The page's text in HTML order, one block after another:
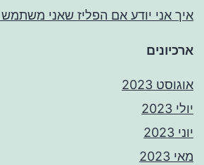
איך אני יודע אם הפליז שאני
ארכיונים
אוגוסט 2023
יולי 2023
יוני 2023
מאי 2023